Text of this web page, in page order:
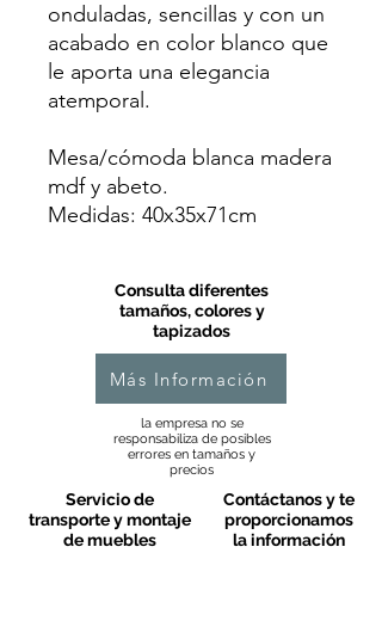
onduladas, sencillas y con un
acabado en color blanco que
le aporta una elegancia
atemporal.
Mesa/cómoda blanca madera
mdf y abeto.
Medidas: 40x35x71cm
Consulta diferentes
tamaños, colores y
tapizados
Más Información
la empresa no se
responsabiliza de posibles
errores en tamaños y
precios
Servicio de
transporte y montaje
de muebles
Contáctanos y te
proporcionamos
la información